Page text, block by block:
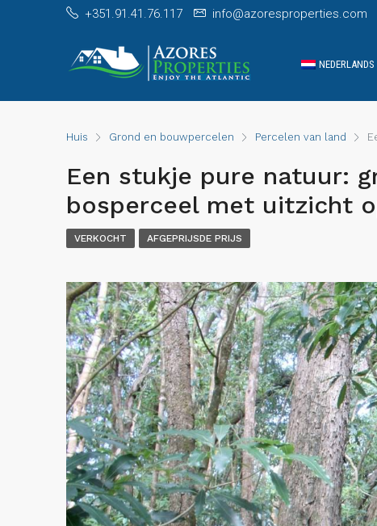
+351.91.41.76.117 info@azoresproperties.com
NEDERLANDS
Huis Grond en bouwpercelen Percelen van land
Een stukje pure natuur:
bosperceel met uitzicht
VERKOCHT AFGEPRIJSDE PRIJS